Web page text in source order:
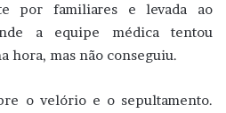
por familiares e levada ao
a equipe médica tentou
hora, mas não conseguiu.
o velório e o sepultamento.